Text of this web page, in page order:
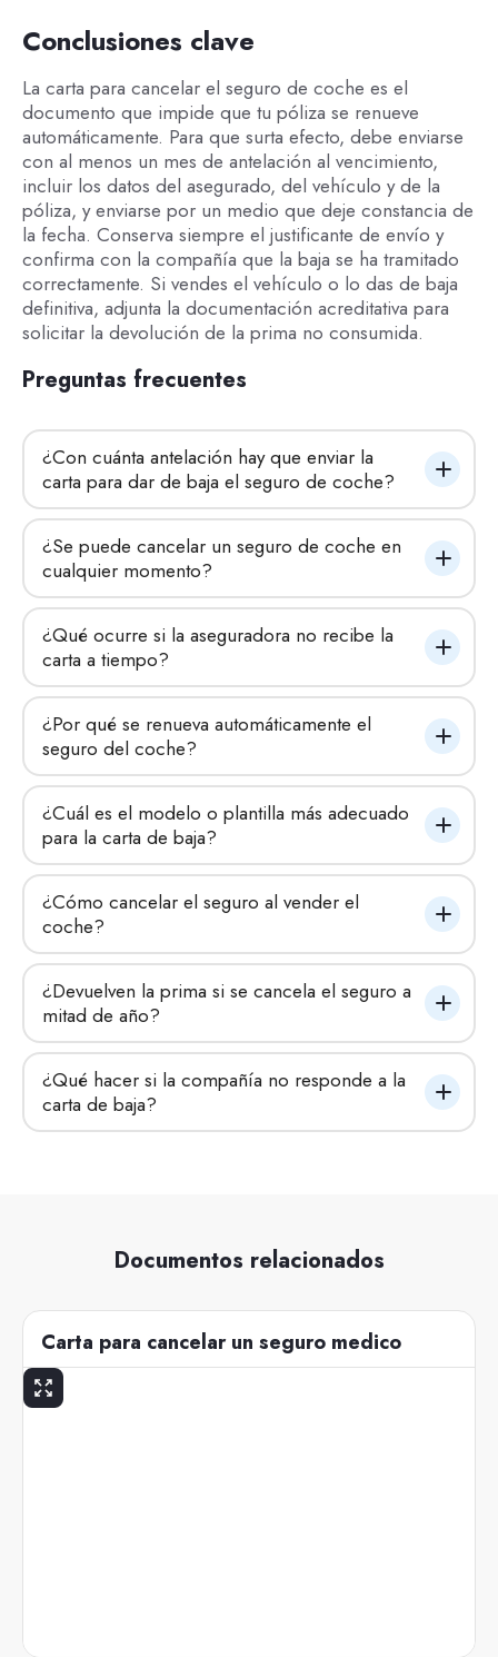
Conclusiones clave
La carta para cancelar el seguro de coche es el
documento que impide que tu póliza se renueve
automáticamente. Para que surta efecto, debe enviarse
con al menos un mes de antelación al vencimiento,
incluir los datos del asegurado, del vehículo y de la
póliza, y enviarse por un medio que deje constancia de
la fecha. Conserva siempre el justificante de envío y
confirma con la compañía que la baja se ha tramitado
correctamente. Si vendes el vehículo o lo das de baja
definitiva, adjunta la documentación acreditativa para
solicitar la devolución de la prima no consumida.
Preguntas frecuentes
¿Con cuánta antelación hay que enviar la
carta para dar de baja el seguro de coche?
¿Se puede cancelar un seguro de coche en
cualquier momento?
¿Qué ocurre si la aseguradora no recibe la
carta a tiempo?
¿Por qué se renueva automáticamente el
seguro del coche?
¿Cuál es el modelo o plantilla más adecuado
para la carta de baja?
¿Cómo cancelar el seguro al vender el
coche?
¿Devuelven la prima si se cancela el seguro a
mitad de año?
¿Qué hacer si la compañía no responde a la
carta de baja?
Documentos relacionados
Carta para cancelar un seguro medico